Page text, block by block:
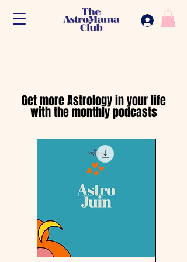
.
Get more Astrology in your life
with the monthly podcasts